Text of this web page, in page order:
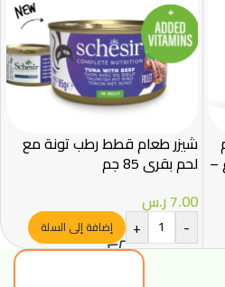
والجلد 85 غ –
شيزر طعام قطط رطب تونة مع
لحم بقري 85 جم
7.00ر.س
-
+ إضافة إلى السلة